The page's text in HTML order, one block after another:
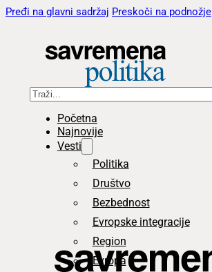
Pređi na glavni sadržaj Preskoči na podnožje
Pretraga
Početna
Najnovije
Vesti
Politika
Društvo
Bezbednost
Evropske integracije
Region
Evropa